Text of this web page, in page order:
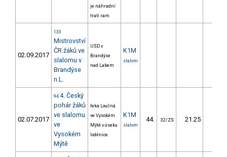
je náhradní
tratí ram
02.09.2017
133
Mistrovství
ČR žáků ve
slalomu v
Brandýse
n.L.
USD v
Brandýse
nad Labem
K1M
slalom
02.07.2017
94 4. Český
pohár žáků
ve slalomu
ve
Vysokém
Mýtě
řeka Loučná
ve Vysokém
Mýtě v úseku
loděnice
K1M
slalom
44. 32/ZS 21.25